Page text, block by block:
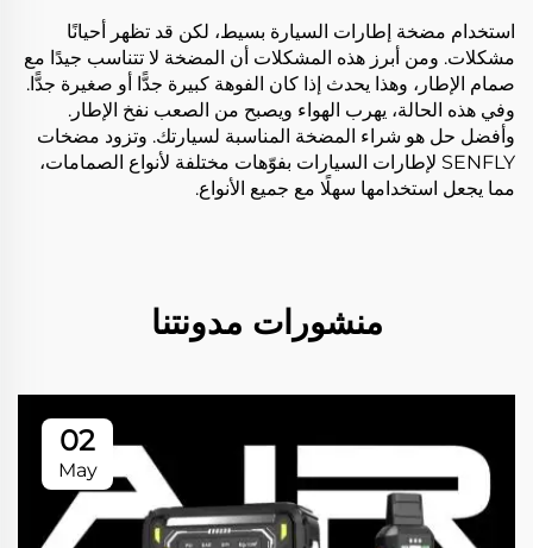
استخدام مضخة إطارات السيارة بسيط، لكن قد تظهر أحيانًا
مشكلات. ومن أبرز هذه المشكلات أن المضخة لا تتناسب جيدًا مع
صمام الإطار، وهذا يحدث إذا كان الفوهة كبيرة جدًّا أو صغيرة جدًّا.
وفي هذه الحالة، يهرب الهواء ويصبح من الصعب نفخ الإطار.
وأفضل حل هو شراء المضخة المناسبة لسيارتك. وتزود مضخات
SENFLY لإطارات السيارات بفوّهات مختلفة لأنواع الصمامات،
مما يجعل استخدامها سهلًا مع جميع الأنواع.
منشورات مدونتنا
02
May